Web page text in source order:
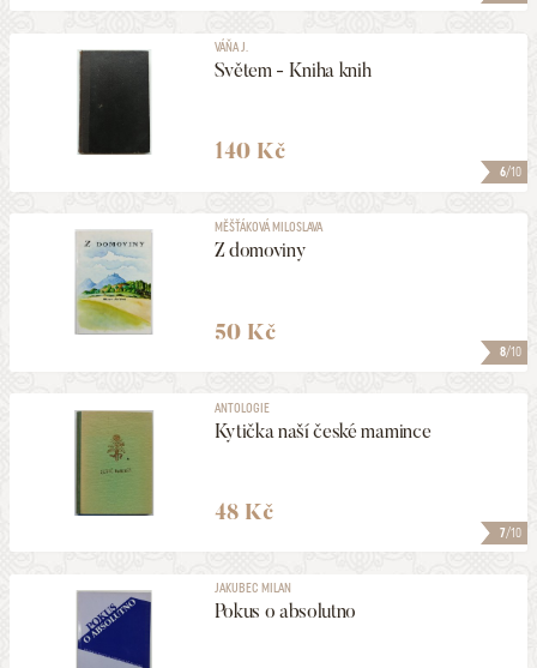
6/10
VÁŇA J.
Světem - Kniha knih
140 Kč
8/10
MĚŠŤÁKOVÁ MILOSLAVA
Z domoviny
50 Kč
7/10
ANTOLOGIE
Kytička naší české mamince
48 Kč
JAKUBEC MILAN
Pokus o absolutno